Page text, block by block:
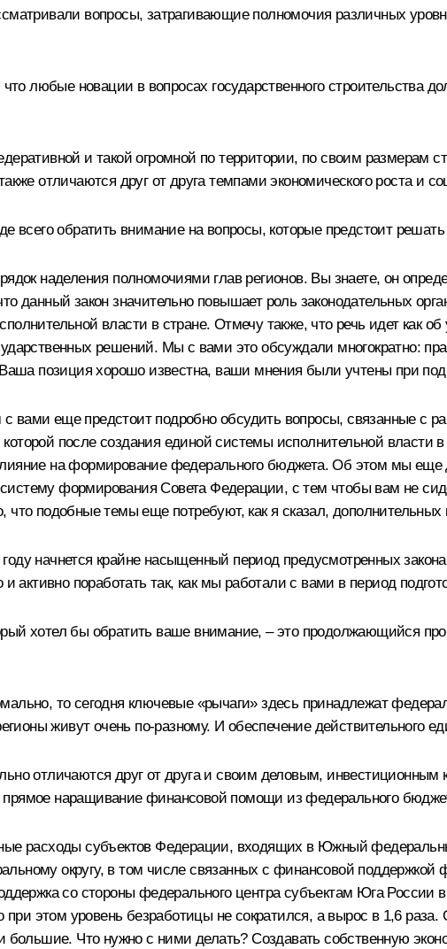
вопросы, затрагивающие полномочия различных
что любые новации в вопросах государственного
и такой огромной по территории, по своим размерам
отличаются друг от друга темпами экономического роста и
всего обратить внимание на вопросы, которые предстоит
наделения полномочиями глав регионов. Вы знаете, он
данный закон значительно повышает роль законодательных
власти в стране. Отмечу также, что речь идет как
решений. Мы с вами это обсуждали многократно:
позиция хорошо известна, ваши мнения были учтены при
еще предстоит подробно обсудить вопросы, связанные с
после создания единой системы исполнительной власти
на формирование федерального бюджета. Об этом мы еще
формирования Совета Федерации, с тем чтобы вам не
подобные темы еще потребуют, как я сказал, дополнительных
начнется крайне насыщенный период предусмотренных
и активно поработать так, как мы работали с вами в период
хотел бы обратить ваше внимание, – это продолжающийся
то сегодня ключевые «рычаги» здесь принадлежат
живут очень по‑разному. И обеспечение действительного
отличаются друг от друга и своим деловым,
наращивание финансовой помощи из федерального
расходы субъектов Федерации, входящих в Южный
округу, в том числе связанных с финансовой поддержкой
со стороны федерального центра субъектам Юга
при этом уровень безработицы не сократился, а вырос в 1,6
большие. Что нужно с ними делать? Создавать собственную